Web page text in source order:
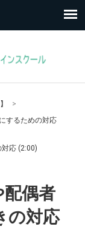
するための対応
応 (2:00)
偶者
の対応